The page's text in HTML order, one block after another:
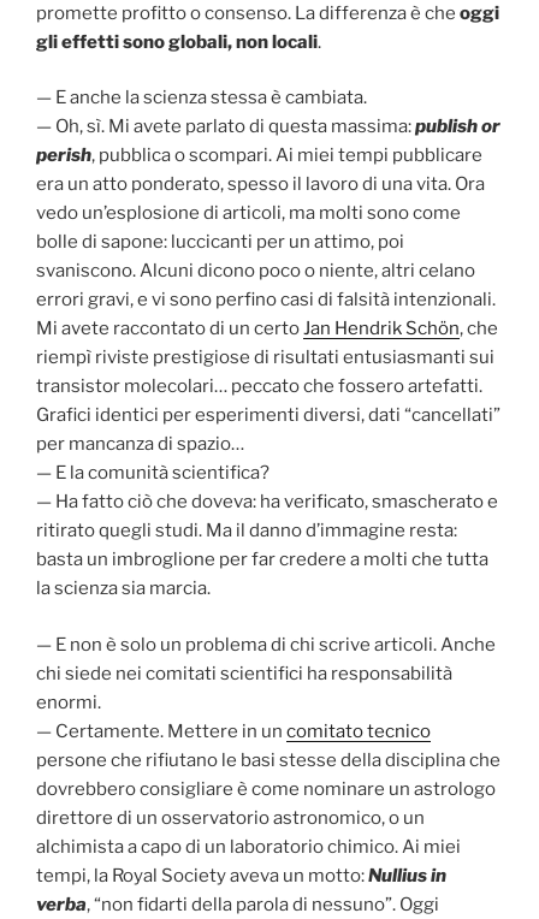
promette profitto o consenso. La differenza è che oggi
gli effetti sono globali, non locali.
— E anche la scienza stessa è cambiata.
— Oh, sì. Mi avete parlato di questa massima:publish or
perish, pubblica o scompari. Ai miei tempi pubblicare
era un atto ponderato, spesso il lavoro di una vita. Ora
vedo un’esplosione di articoli, ma molti sono come
bolle di sapone: luccicanti per un attimo, poi
svaniscono. Alcuni dicono poco o niente, altri celano
errori gravi, e vi sono perfino casi di falsità intenzionali.
Mi avete raccontato di un certoJan Hendrik Schön, che
riempì riviste prestigiose di risultati entusiasmanti sui
transistor molecolari… peccato che fossero artefatti.
Grafici identici per esperimenti diversi, dati “cancellati”
per mancanza di spazio…
— E la comunità scientifica?
— Ha fatto ciò che doveva: ha verificato, smascherato e
ritirato quegli studi. Ma il danno d’immagine resta:
basta un imbroglione per far credere a molti che tutta
la scienza sia marcia.
— E non è solo un problema di chi scrive articoli. Anche
chi siede nei comitati scientifici ha responsabilità
enormi.
— Certamente. Mettere in un comitato tecnico
persone che rifiutano le basi stesse della disciplina che
dovrebbero consigliare è come nominare un astrologo
direttore di un osservatorio astronomico, o un
alchimista a capo di un laboratorio chimico. Ai miei
tempi, la Royal Society aveva un motto:Nullius in
verba, “non fidarti della parola di nessuno”. Oggi